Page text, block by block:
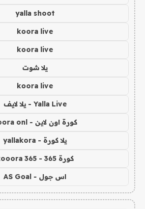
yalla shoot
koora live
koora live
يلا شوت
koora live
Yalla Live - يلا لايف
كورة اون لاين - koora onl
يلا كورة - yallakora
كورة 365 - kooora 365
اس جول - AS Goal